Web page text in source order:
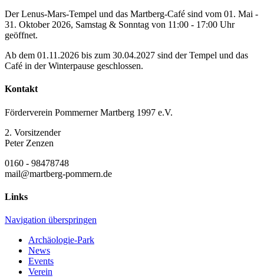
Der Lenus-Mars-Tempel und das Martberg-Café sind vom 01. Mai -
31. Oktober 2026, Samstag & Sonntag von 11:00 - 17:00 Uhr
geöffnet.
Ab dem 01.11.2026 bis zum 30.04.2027 sind der Tempel und das
Café in der Winterpause geschlossen.
Kontakt
Förderverein Pommerner Martberg 1997 e.V.
2. Vorsitzender
Peter Zenzen
0160 - 98478748
mail@martberg-pommern.de
Links
Navigation überspringen
Archäologie-Park
News
Events
Verein